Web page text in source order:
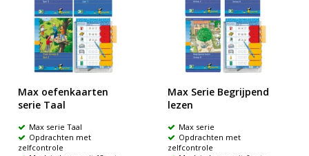
Max oefenkaarten
serie Taal
Max serie Taal
Opdrachten met
zelfcontrole
Max Serie Begrijpend
lezen
Max serie
Opdrachten met
zelfcontrole